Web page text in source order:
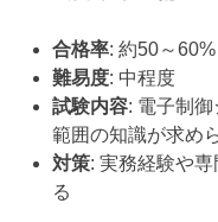
合格率: 約50～60%
難易度: 中程度
試験内容: 電子制
範囲の知識が求め
対策: 実務経験や
る